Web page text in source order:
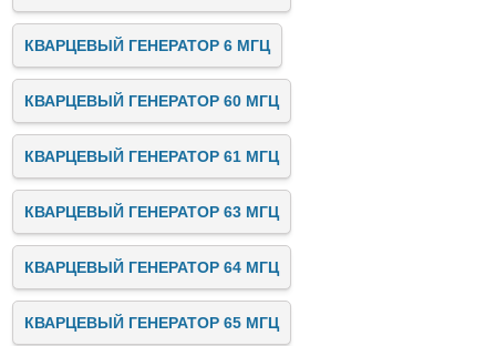
КВАРЦЕВЫЙ ГЕНЕРАТОР 6 МГЦ
КВАРЦЕВЫЙ ГЕНЕРАТОР 60 МГЦ
КВАРЦЕВЫЙ ГЕНЕРАТОР 61 МГЦ
КВАРЦЕВЫЙ ГЕНЕРАТОР 63 МГЦ
КВАРЦЕВЫЙ ГЕНЕРАТОР 64 МГЦ
КВАРЦЕВЫЙ ГЕНЕРАТОР 65 МГЦ